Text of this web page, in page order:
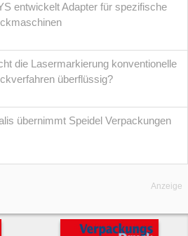
entwickelt Adapter für spezifische
die Lasermarkierung konventionelle
überflüssig?
übernimmt Speidel Verpackungen
Anzeige